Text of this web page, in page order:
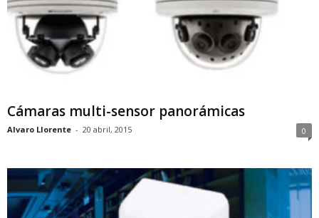
Cámaras multi-sensor panorámicas
Alvaro Llorente - 20 abril, 2015 0